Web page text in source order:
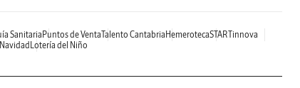
Sanitaria Puntos de VentaTalento Cantabria HemerotecaSTARTinnova
Lotería del Niño